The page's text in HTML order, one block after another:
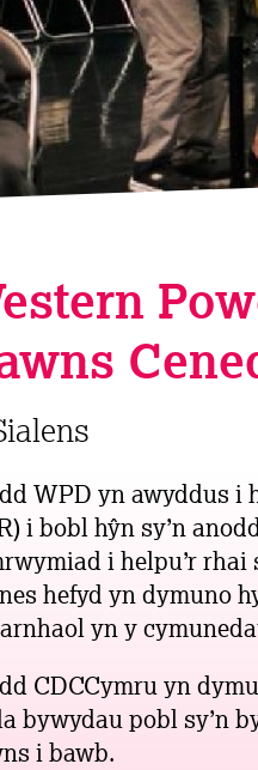
WPD yn awyddus i
i bobl hŷn sy’n
i helpu’r rhai
hefyd yn dymuno
yn y
CDCCymru yn
bywydau pobl sy’n
i bawb.